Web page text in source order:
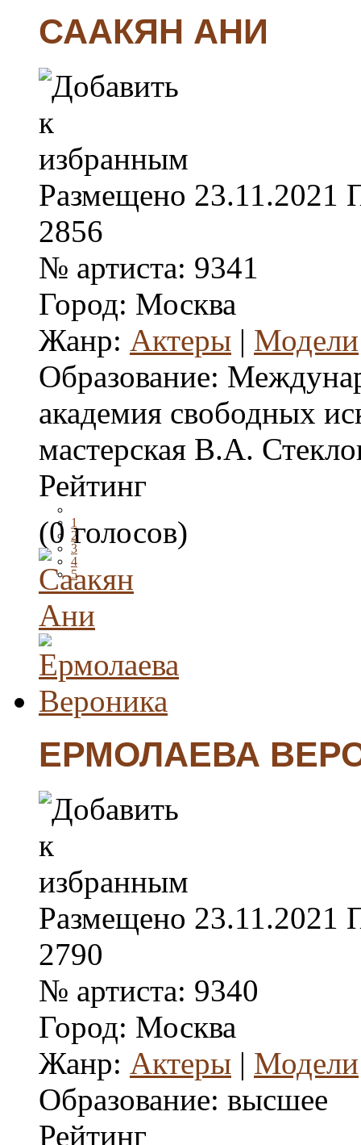
СААКЯН АНИ
Размещено 23.11.2021
2856
№ артиста: 9341
Город: Москва
Жанр: Актеры | Модели
Образование:
академия свободных
мастерская В.А.
Рейтинг
1
2
3
4
5
(0 голосов)
ЕРМОЛАЕВА
Размещено 23.11.2021
2790
№ артиста: 9340
Город: Москва
Жанр: Актеры | Модели
Образование: высшее
Рейтинг